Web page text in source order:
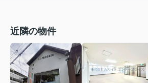
近隣の物件